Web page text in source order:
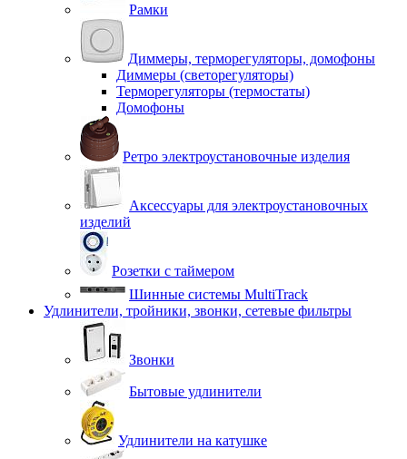
Рамки
Диммеры, терморегуляторы, домофоны
Диммеры (светорегуляторы)
Терморегуляторы (термостаты)
Домофоны
Ретро электроустановочные изделия
Аксессуары для электроустановочных
изделий
Розетки с таймером
Шинные системы MultiTrack
Удлинители, тройники, звонки, сетевые фильтры
Звонки
Бытовые удлинители
Удлинители на катушке